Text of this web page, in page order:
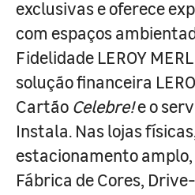
exclusivas e oferece
com espaços
Fidelidade LEROY
solução financeira
Cartão Celebre!e o
Instala. Nas lojas
estacionamento
Fábrica de Cores,